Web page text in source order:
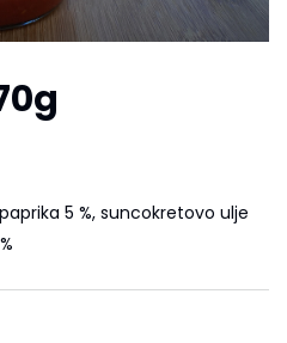
5 %, suncokretovo ulje